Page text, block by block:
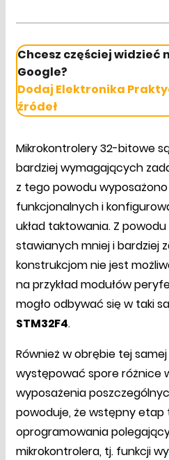
Chcesz częściej widzieć
Google?
Dodaj Elektronika
źródeł
Mikrokontrolery 32-bitowe
bardziej wymagających
z tego powodu
funkcjonalnych i
układ taktowania. Z
stawianych mniej i bardziej
konstrukcjom nie jest
na przykład modułów
mogło odbywać się w taki
STM32F4.
Również w obrębie tej
występować spore różnice
wyposażenia
powoduje, że wstępny etap
oprogramowania
mikrokontrolera, tj. funkcji